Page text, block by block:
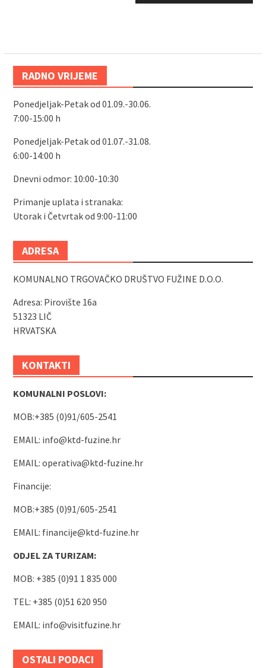
RADNO VRIJEME
Ponedjeljak-Petak od 01.09.-30.06.
7:00-15:00 h
Ponedjeljak-Petak od 01.07.-31.08.
6:00-14:00 h
Dnevni odmor: 10:00-10:30
Primanje uplata i stranaka:
Utorak i Četvrtak od 9:00-11:00
ADRESA
KOMUNALNO TRGOVAČKO DRUŠTVO FUŽINE D.O.O.
Adresa: Pirovište 16a
51323 LIČ
HRVATSKA
KONTAKTI
KOMUNALNI POSLOVI:
MOB:+385 (0)91/605-2541
EMAIL: info@ktd-fuzine.hr
EMAIL: operativa@ktd-fuzine.hr
Financije:
MOB:+385 (0)91/605-2541
EMAIL: financije@ktd-fuzine.hr
ODJEL ZA TURIZAM:
MOB: +385 (0)91 1 835 000
TEL: +385 (0)51 620 950
EMAIL: info@visitfuzine.hr
OSTALI PODACI